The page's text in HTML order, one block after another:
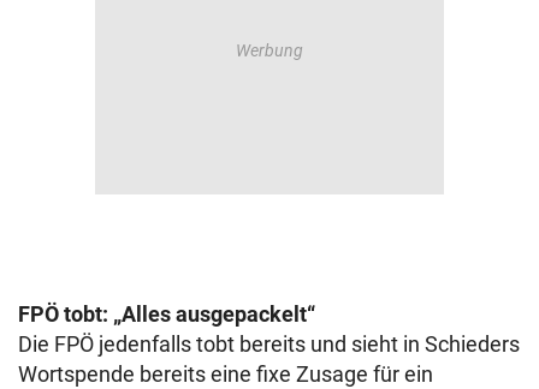
FPÖ tobt: „Alles ausgepackelt“
Die FPÖ jedenfalls tobt bereits und sieht in Schieders
Wortspende bereits eine fixe Zusage für ein